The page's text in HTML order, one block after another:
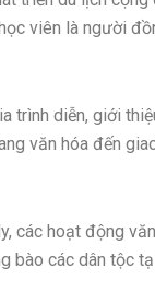
viên là người
trình diễn, giới
văn hóa đến
các hoạt động
bào các dân tộc